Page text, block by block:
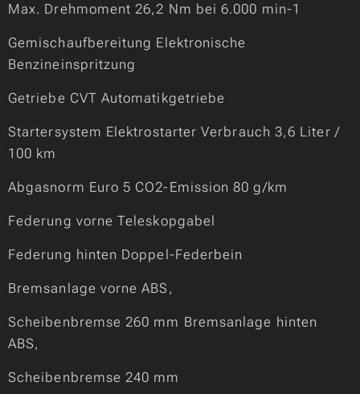
Max. Drehmoment 26,2 Nm bei 6.000 min-1
Gemischaufbereitung Elektronische
Benzineinspritzung
Getriebe CVT Automatikgetriebe
Startersystem Elektrostarter Verbrauch 3,6 Liter /
100 km
Abgasnorm Euro 5 CO2-Emission 80 g/km
Federung vorne Teleskopgabel
Federung hinten Doppel-Federbein
Bremsanlage vorne ABS,
Scheibenbremse 260 mm Bremsanlage hinten
ABS,
Scheibenbremse 240 mm